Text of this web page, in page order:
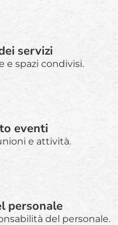
servizi
e spazi condivisi.
eventi
e attività.
personale
del personale.